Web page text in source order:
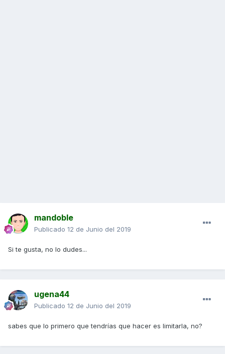
mandoble
Publicado 12 de Junio del 2019
Si te gusta, no lo dudes...
ugena44
Publicado 12 de Junio del 2019
sabes que lo primero que tendrías que hacer es limitarla, no?